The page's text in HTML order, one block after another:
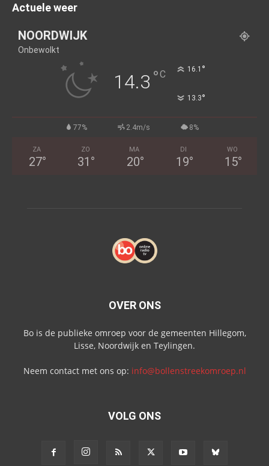
Actuele weer
NOORDWIJK
Onbewolkt
14.3 °C 16.1 °
13.3°
77% 2.4m/s 8%
ZA
27°
ZO
31 °
MA
20°
DI
19°
WO
15°
OVER ONS
Bo is de publieke omroep voor de gemeenten Hillegom,
Lisse, Noordwijk en Teylingen.
Neem contact met ons op: info@bollenstreekomroep.nl
VOLG ONS